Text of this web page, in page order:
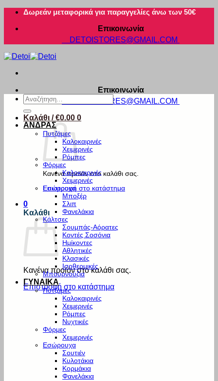
Μετάβαση
περιεχόμενο
Δωρεάν μεταφορικά για παραγγελίες άνω των 50€
Επικοινωνία
DETOISTORES@GMAIL.COM
Επικοινωνία
DETOISTORES@GMAIL.COM
Καλάθι /€0.00 0
Κανένα προϊόν στο καλάθι σας.
Επιστροφή στο κατάστημα
0
Καλάθι
Κανένα προϊόν στο καλάθι σας.
Επιστροφή στο κατάστημα
Αναζήτηση
για:
ΑΝΔΡΑΣ
Πυτζάμες
Καλοκαιρινές
Χειμερινές
Ρόμπες
Φόρμες
Καλοκαιρινές
Χειμερινές
Εσώρουχα
Μποξέρ
Σλιπ
Φανελάκια
Κάλτσες
Σουμπάς-Αόρατες
Κοντές Σοσόνια
Ημίκοντες
Αθλητικές
Κλασικές
Ισοθερμικές
Μπουρνούζια
ΓΥΝΑΙΚΑ
Πυτζάμες
Καλοκαιρινές
Χειμερινές
Ρόμπες
Νυχτικές
Φόρμες
Χειμερινές
Εσώρουχα
Σουτιέν
Κυλοτάκια
Κορμάκια
Φανελάκια